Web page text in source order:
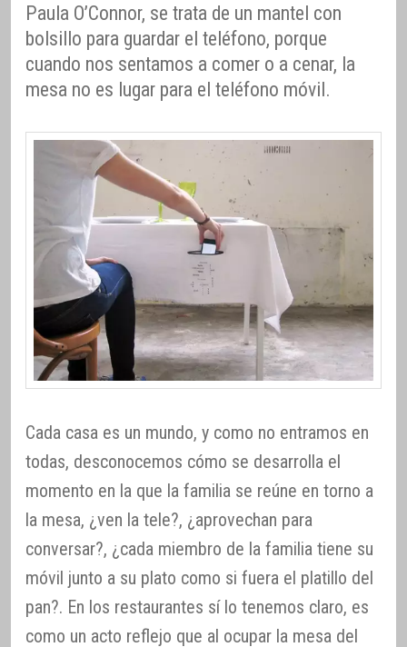
Paula O’Connor, se trata de un mantel con
bolsillo para guardar el teléfono, porque
cuando nos sentamos a comer o a cenar, la
mesa no es lugar para el teléfono móvil.
Cada casa es un mundo, y como no entramos en
todas, desconocemos cómo se desarrolla el
momento en la que la familia se reúne en torno a
la mesa, ¿ven la tele?, ¿aprovechan para
conversar?, ¿cada miembro de la familia tiene su
móvil junto a su plato como si fuera el platillo del
pan?. En los restaurantes sí lo tenemos claro, es
como un acto reflejo que al ocupar la mesa del